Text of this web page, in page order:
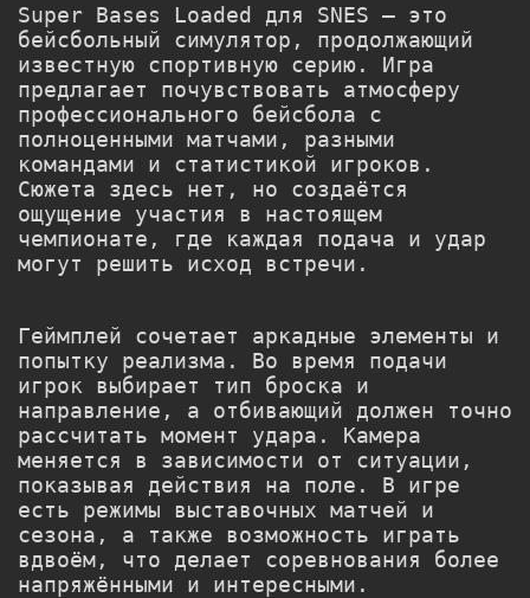
Super Bases Loaded для SNES — это
бейсбольный симулятор, продолжающий
известную спортивную серию. Игра
предлагает почувствовать атмосферу
профессионального бейсбола с
полноценными матчами, разными
командами и статистикой игроков.
Сюжета здесь нет, но создаётся
ощущение участия в настоящем
чемпионате, где каждая подача и удар
могут решить исход встречи.
Геймплей сочетает аркадные элементы и
попытку реализма. Во время подачи
игрок выбирает тип броска и
направление, а отбивающий должен точно
рассчитать момент удара. Камера
меняется в зависимости от ситуации,
показывая действия на поле. В игре
есть режимы выставочных матчей и
сезона, а также возможность играть
вдвоём, что делает соревнования более
напряжёнными и интересными.